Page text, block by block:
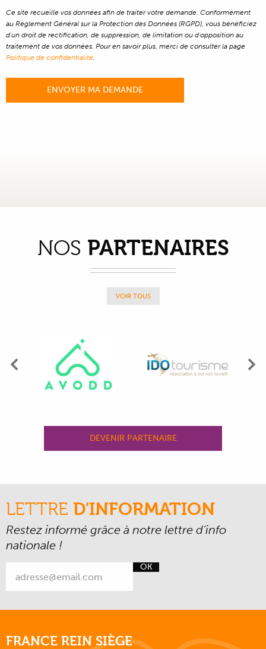
Ce site recueille vos données afin de traiter votre demande. Conformément
au Règlement Général sur la Protection des Données (RGPD), vous bénéficiez
d'un droit de rectification, de suppression, de limitation ou d'opposition au
traitement de vos données. Pour en savoir plus, merci de consulter la page
Politique de confidentialité.
ENVOYER MA DEMANDE
NOS PARTENAIRES
VOIR TOUS
Précédent
DEVENIR PARTENAIRE
LETTRE D'INFORMATION
Restez informé grâce à notre lettre d’info
nationale !
OK
FRANCE REIN SIÈGE